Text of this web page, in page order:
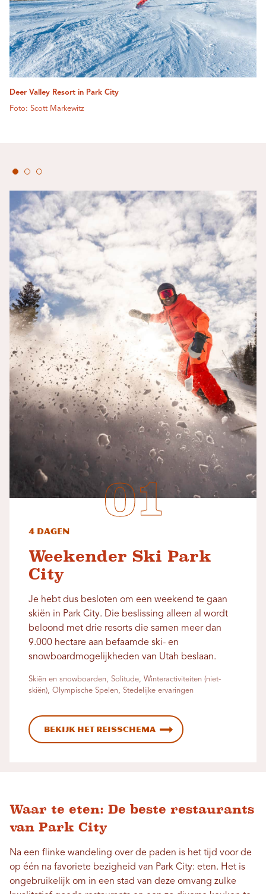
Deer Valley Resort in Park City
Foto: Scott Markewitz
4 dagen
Weekender Ski Park
City
Je hebt dus besloten om een ​​weekend te gaan
skiën in Park City. Die beslissing alleen al wordt
beloond met drie resorts die samen meer dan
9.000 hectare aan befaamde ski- en
snowboardmogelijkheden van Utah beslaan.
Skiën en snowboarden, Solitude, Winteractiviteiten (niet-
skiën), Olympische Spelen, Stedelijke ervaringen
Bekijk het reisschema
Waar te eten: De beste restaurants
van Park City
Na een flinke wandeling over de paden is het tijd voor de
op één na favoriete bezigheid van Park City: eten. Het is
ongebruikelijk om in een stad van deze omvang zulke